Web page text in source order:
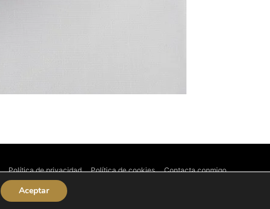
Política de privacidad Política de cookies Contacta conmigo
Aceptar